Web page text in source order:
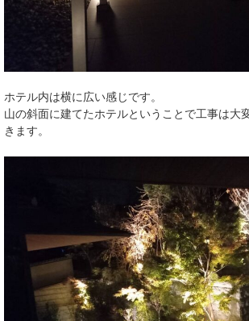
ホテル内は横に広い感じです。
山の斜面に建てたホテルということで工事は大
きます。